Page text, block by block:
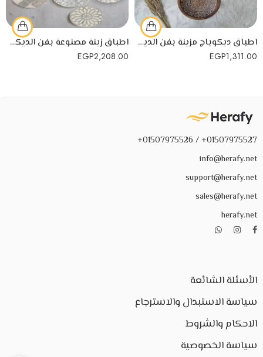
اطباق ديكوباج مزينة بفن الديكوباج مناسبة لجميع المنازل
EGP1,311.00
اطباق زينة مصنوعة بفن الديكوباج
EGP2,208.00
01507975527+ / 01507975526+
info@herafy.net
support@herafy.net
sales@herafy.net
herafy.net
الأسئلة الشائعة
سياسة الاستبدال والاسترجاع
الاحكام والشروط
سياسة الخصوصية